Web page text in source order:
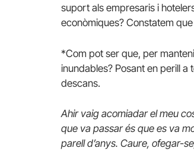
suport als empresaris i
econòmiques? Constatem
*Com pot ser que, per
inundables? Posant en perill a
descans.
Ahir vaig acomiadar el meu
que va passar és que es va
parell d’anys. Caure, ofegar-